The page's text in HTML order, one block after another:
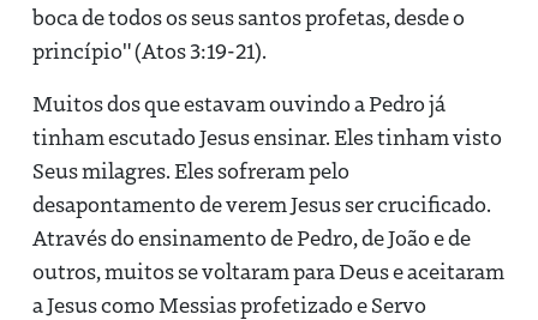
boca de todos os seus santos profetas, desde o
princípio" (Atos 3:19-21).
Muitos dos que estavam ouvindo a Pedro já
tinham escutado Jesus ensinar. Eles tinham visto
Seus milagres. Eles sofreram pelo
desapontamento de verem Jesus ser crucificado.
Através do ensinamento de Pedro, de João e de
outros, muitos se voltaram para Deus e aceitaram
a Jesus como Messias profetizado e Servo